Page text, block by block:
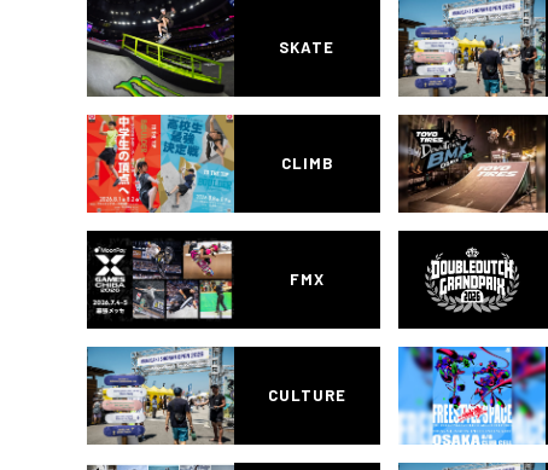
SKATE
CLIMB
FMX
CULTURE